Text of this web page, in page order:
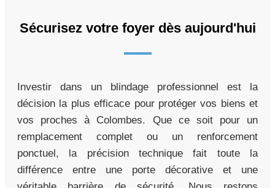
Sécurisez votre foyer dès aujourd'hui
Investir dans un blindage professionnel est la
décision la plus efficace pour protéger vos biens et
vos proches à Colombes. Que ce soit pour un
remplacement complet ou un renforcement
ponctuel, la précision technique fait toute la
différence entre une porte décorative et une